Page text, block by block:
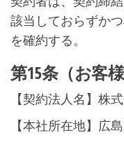
該当しておらずか
を確約する。
第15条（お客
【契約法人名】株
【本社所在地】広